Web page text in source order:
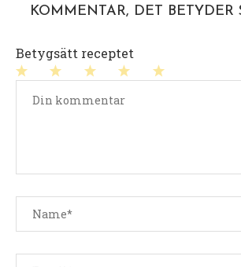
KOMMENTAR, DET BETYDER
Betygsätt receptet
stjärnor
stjärnor
stjärnor
stjärna